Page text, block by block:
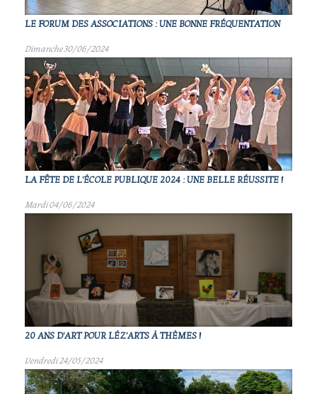
LE FORUM DES ASSOCIATIONS : UNE BONNE FRÉQUENTATION
Dimanche 30/06/2024
LA FÊTE DE L'ÉCOLE PUBLIQUE 2024 : UNE BELLE RÉUSSITE !
Mardi 04/06/2024
20 ANS D'ART POUR LÉZ'ARTS À THÈMES !
Vendredi 24/05/2024